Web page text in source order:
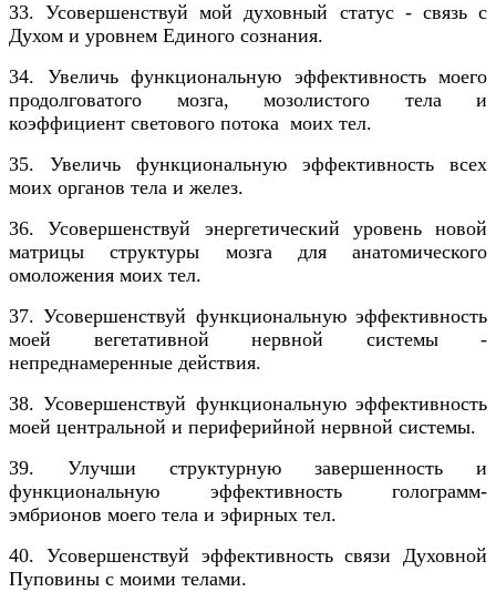
33. Усовершенствуй мой духовный статус - связь с
Духом и уровнем Единого сознания.
34. Увеличь функциональную эффективность моего
продолговатого мозга, мозолистого тела и
коэффициент светового потока моих тел.
35. Увеличь функциональную эффективность всех
моих органов тела и желез.
36. Усовершенствуй энергетический уровень новой
матрицы структуры мозга для анатомического
омоложения моих тел.
37. Усовершенствуй функциональную эффективность
моей вегетативной нервной системы -
непреднамеренные действия.
38. Усовершенствуй функциональную эффективность
моей центральной и периферийной нервной системы.
39. Улучши структурную завершенность и
функциональную эффективность голограмм-
эмбрионов моего тела и эфирных тел.
40. Усовершенствуй эффективность связи Духовной
Пуповины с моими телами.